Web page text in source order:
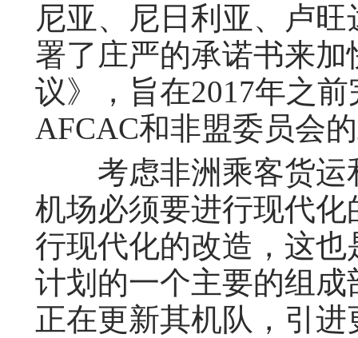
尼亚、尼日利亚、卢
署了庄严的承诺书来
议》，旨在2017年之
AFCAC和非盟委员会
考虑非洲乘客货运
机场必须要进行现代
行现代化的改造，这
计划的一个主要的组
正在更新其机队，引